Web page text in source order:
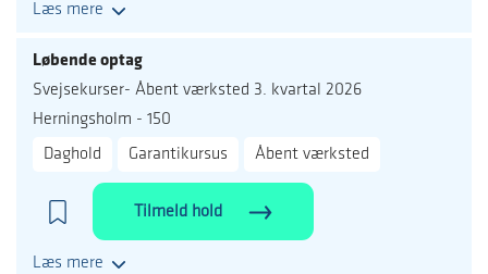
Læs mere
Løbende optag
Svejsekurser- Åbent værksted 3. kvartal 2026
Herningsholm - 150
Daghold
Garantikursus Åbent værksted
Tilmeld hold
Læs mere